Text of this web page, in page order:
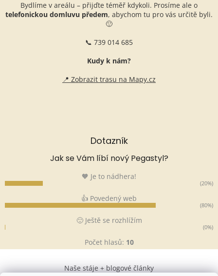
Bydlíme v areálu – přijďte téměř kdykoli. Prosíme ale o
telefonickou domluvu předem, abychom tu pro vás určitě byli.
🙂
📞 739 014 685
Kudy k nám?
📍 Zobrazit trasu na Mapy.cz
Dotazník
Jak se Vám líbí nový Pegastyl?
🧡 Je to nádhera!
(20%)
👍 Povedený web
(80%)
🙂 Ještě se rozhlížím
(0%)
Počet hlasů: 10
Naše stáje + blogové články